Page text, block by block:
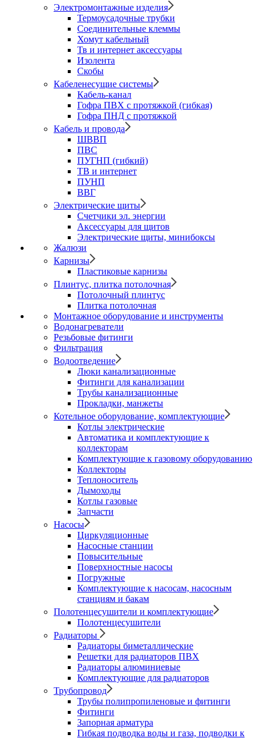
Электромонтажные изделия
Термоусадочные трубки
Соединительные клеммы
Хомут кабельный
Тв и интернет аксессуары
Изолента
Скобы
Кабеленесущие системы
Кабель-канал
Гофра ПВХ с протяжкой (гибкая)
Гофра ПНД с протяжкой
Кабель и провода
ШВВП
ПВС
ПУГНП (гибкий)
ТВ и интернет
ПУНП
ВВГ
Электрические щиты
Счетчики эл. энергии
Аксессуары для щитов
Электрические щиты, минибоксы
Жалюзи
Карнизы
Пластиковые карнизы
Плинтус, плитка потолочная
Потолочный плинтус
Плитка потолочная
Монтажное оборудование и инструменты
Водонагреватели
Резьбовые фитинги
Фильтрация
Водоотведение
Люки канализационные
Фитинги для канализации
Трубы канализационные
Прокладки, манжеты
Котельное оборудование, комплектующие
Котлы электрические
Автоматика и комплектующие к
коллекторам
Комплектующие к газовому оборудованию
Коллекторы
Теплоноситель
Дымоходы
Котлы газовые
Запчасти
Насосы
Циркуляционные
Насосные станции
Повысительные
Поверхностные насосы
Погружные
Комплектующие к насосам, насосным
станциям и бакам
Полотенцесушители и комплектующие
Полотенцесушители
Радиаторы
Радиаторы биметаллические
Решетки для радиаторов ПВХ
Радиаторы алюминиевые
Комплектующие для радиаторов
Трубопровод
Трубы полипропиленовые и фитинги
Фитинги
Запорная арматура
Гибкая подводка воды и газа, подводки к